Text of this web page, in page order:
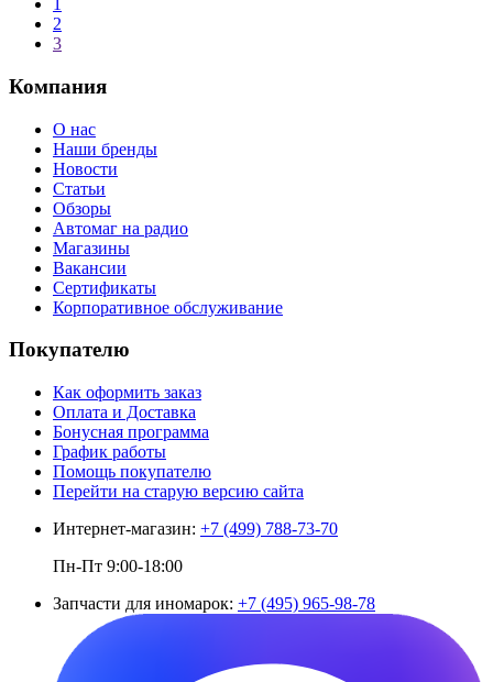
1
2
3
Компания
О нас
Наши бренды
Новости
Статьи
Обзоры
Автомаг на радио
Магазины
Вакансии
Сертификаты
Корпоративное обслуживание
Покупателю
Как оформить заказ
Оплата и Доставка
Бонусная программа
График работы
Помощь покупателю
Перейти на старую версию сайта
Интернет-магазин: +7 (499) 788-73-70
Пн-Пт 9:00-18:00
Запчасти для иномарок: +7 (495) 965-98-78